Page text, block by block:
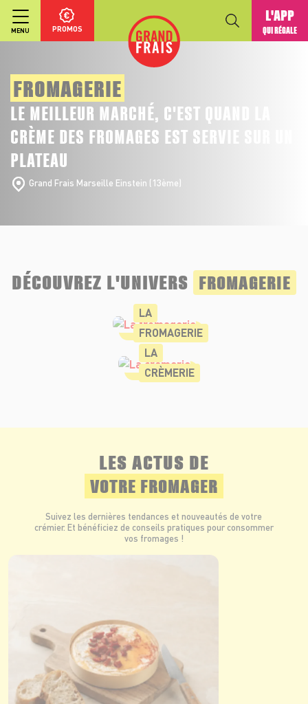
MENU PROMOS
L'APP
QUI RÉGALE
FROMAGERIE
LE MEILLEUR MARCHÉ, C'EST QUAND LA
CRÈME DES FROMAGES EST SERVIE SUR UN
PLATEAU
Grand Frais Marseille Einstein (13ème)
DÉCOUVREZ L'UNIVERS FROMAGERIE
LA
FROMAGERIE
LA
CRÈMERIE
LES ACTUS DE
VOTRE FROMAGER
Suivez les dernières tendances et nouveautés de votre
crémier. Et bénéficiez de conseils pratiques pour consommer
vos fromages !